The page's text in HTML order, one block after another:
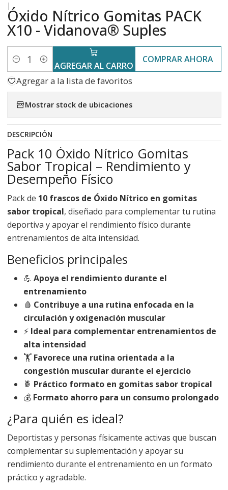
|
Óxido Nítrico Gomitas PACK
X10 - Vidanova® Suples
Cantidad AGREGAR AL CARRO
COMPRAR AHORA
Agregar a la lista de favoritos
Mostrar stock de ubicaciones
DESCRIPCIÓN
Pack 10 Óxido Nítrico Gomitas
Sabor Tropical – Rendimiento y
Desempeño Físico
Pack de 10 frascos de Óxido Nítrico en gomitas
sabor tropical, diseñado para complementar tu rutina
deportiva y apoyar el rendimiento físico durante
entrenamientos de alta intensidad.
Beneficios principales
💪 Apoya el rendimiento durante el
entrenamiento
🩸 Contribuye a una rutina enfocada en la
circulación y oxigenación muscular
⚡ Ideal para complementar entrenamientos de
alta intensidad
🏋️ Favorece una rutina orientada a la
congestión muscular durante el ejercicio
🍍 Práctico formato en gomitas sabor tropical
💰 Formato ahorro para un consumo prolongado
¿Para quién es ideal?
Deportistas y personas físicamente activas que buscan
complementar su suplementación y apoyar su
rendimiento durante el entrenamiento en un formato
práctico y agradable.